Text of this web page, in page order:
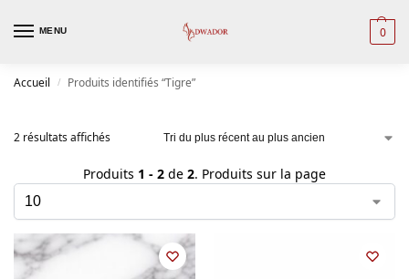
MENU 0
Accueil / Produits identifiés “Tigre”
2 résultats affichés
Produits 1 - 2 de 2. Produits sur la page